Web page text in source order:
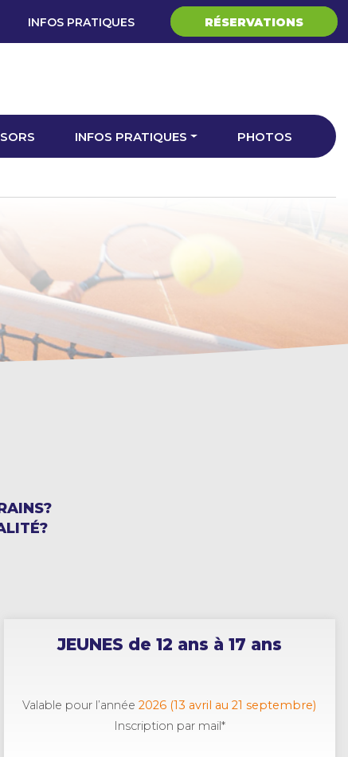
INFOS PRATIQUES RÉSERVATIONS
INFOS PRATIQUES PHOTOS
JEUNES de 12 ans à 17 ans
Valable pour l’année2026 (13 avril au 21 septembre)
Inscription par mail*